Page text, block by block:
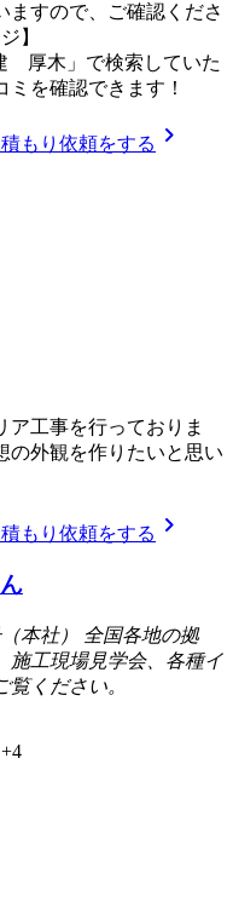
ますので、ご確認くださ
】
厚木」で検索していた
を確認できます！
もり依頼をする chevron_right
ア工事を行っておりま
の外観を作りたいと思い
もり依頼をする chevron_right
本社） 全国各地の拠
施工現場見学会、各種イ
ください。
+4